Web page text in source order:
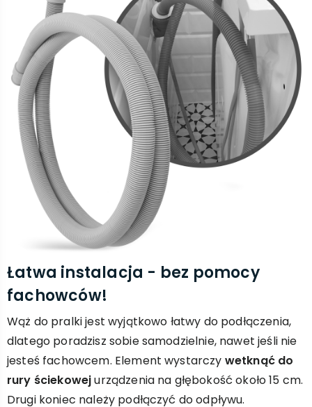
Łatwa instalacja - bez pomocy
fachowców!
Wąż do pralki jest wyjątkowo łatwy do podłączenia,
dlatego poradzisz sobie samodzielnie, nawet jeśli nie
jesteś fachowcem. Element wystarczy wetknąć do
rury ściekowejurządzenia na głębokość około 15 cm.
Drugi koniec należy podłączyć do odpływu.